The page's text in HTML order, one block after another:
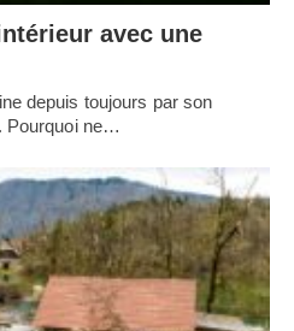
avec une
depuis toujours par son
Pourquoi ne…